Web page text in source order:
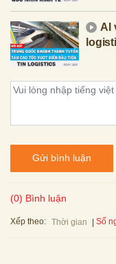
AI
Gửi bình luận
(0) Bình luận
Xếp theo: Thời gian Số